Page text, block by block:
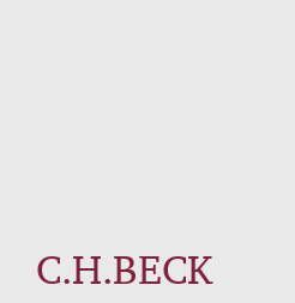
C.H.BECK